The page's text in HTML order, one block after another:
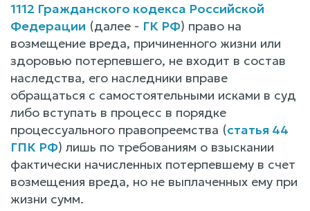
1112 Гражданского кодекса Российской
Федерации (далее - ГК РФ) право на
возмещение вреда, причиненного жизни или
здоровью потерпевшего, не входит в состав
наследства, его наследники вправе
обращаться с самостоятельными исками в суд
либо вступать в процесс в порядке
процессуального правопреемства (статья 44
ГПК РФ) лишь по требованиям о взыскании
фактически начисленных потерпевшему в счет
возмещения вреда, но не выплаченных ему при
жизни сумм.